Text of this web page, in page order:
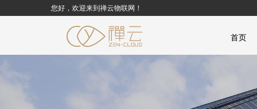
您好，欢迎来到禅云物联网！
首页